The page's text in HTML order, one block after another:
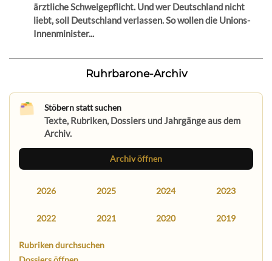
ärztliche Schweigepflicht. Und wer Deutschland nicht
liebt, soll Deutschland verlassen. So wollen die Unions-
Innenminister...
Ruhrbarone-Archiv
Stöbern statt suchen
Texte, Rubriken, Dossiers und Jahrgänge aus dem
Archiv.
Archiv öffnen
2026 2025 2024 2023
2022 2021 2020 2019
Rubriken durchsuchen